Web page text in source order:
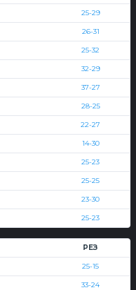
25-29
26-31
25-32
32-29
37-27
28-25
22-27
14-30
25-23
25-25
23-30
25-23
РЕЗ
25-15
33-24